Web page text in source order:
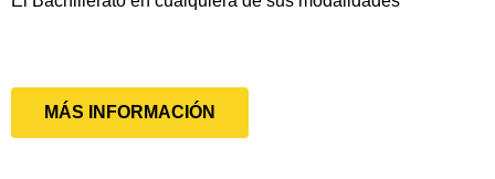
MÁS INFORMACIÓN